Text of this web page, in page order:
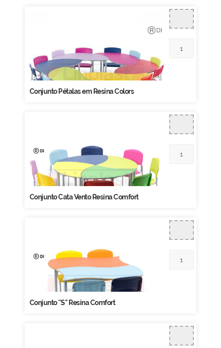
Conjunto Pétalas em Resina Colors
Conjunto Cata Vento Resina Comfort
Conjunto ''S'' Resina Comfort